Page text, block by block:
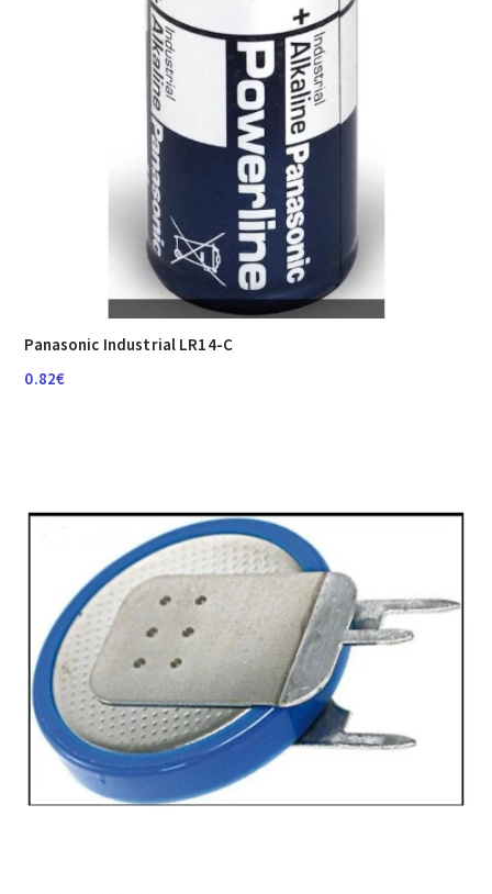
Panasonic Industrial LR14-C
0.82€